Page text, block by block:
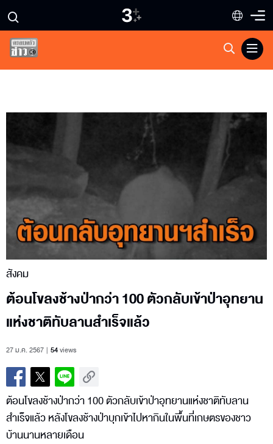
สังคม
ต้อนโขลงช้างป่ากว่า 100 ตัวกลับเข้าป่าอุทยาน
แห่งชาติทับลานสำเร็จแล้ว
27 ม.ค. 2567 54views
ต้อนโขลงช้างป่ากว่า 100 ตัวกลับเข้าป่าอุทยานแห่งชาติทับลาน
สำเร็จแล้ว หลังโขลงช้างป่าบุกเข้าไปหากินในพื้นที่เกษตรของชาว
บ้านนานหลายเดือน